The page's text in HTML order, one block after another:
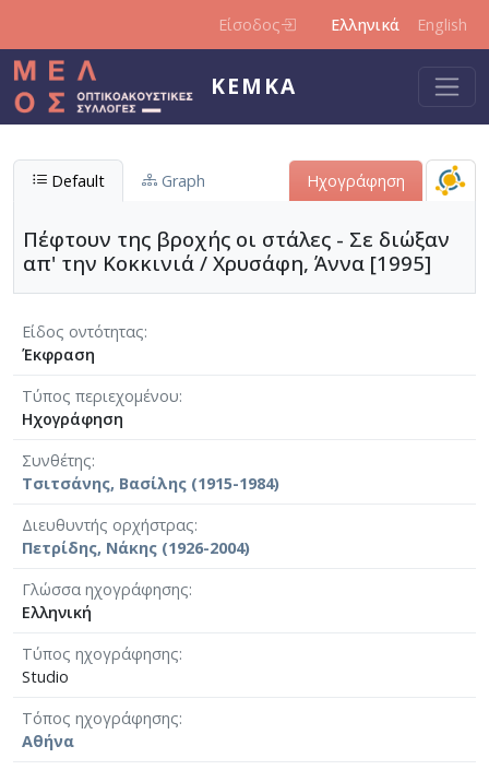
Είσοδος Ελληνικά English
ΚΕΜΚΑ
Default Graph Ηχογράφηση
Πέφτουν της βροχής οι στάλες - Σε διώξαν
απ' την Κοκκινιά / Χρυσάφη, Άννα [1995]
Είδος οντότητας
Έκφραση
Τύπος περιεχομένου
Ηχογράφηση
Συνθέτης
Τσιτσάνης, Βασίλης (1915-1984)
Διευθυντής ορχήστρας
Πετρίδης, Νάκης (1926-2004)
Γλώσσα ηχογράφησης
Ελληνική
Τύπος ηχογράφησης
Studio
Τόπος ηχογράφησης
Αθήνα